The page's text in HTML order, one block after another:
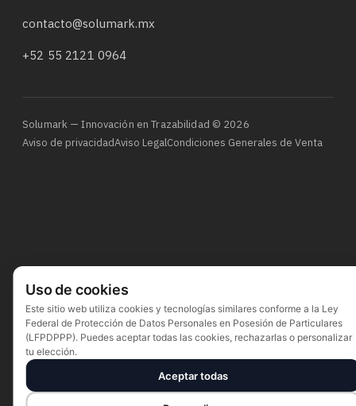
Uso de cookies
Este sitio web utiliza cookies y tecnologías similares conforme a la Ley
Federal de Protección de Datos Personales en Posesión de Particulares
(LFPDPPP). Puedes aceptar todas las cookies, rechazarlas o personalizar
tu elección.
Aceptar todas
contacto@solumark.mx
+52 55 2121 0964
Solumark — Innovación en Trazabilidad © 2026
Aviso de privacidadAviso LegalCondiciones Generales de Venta